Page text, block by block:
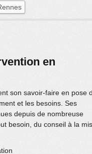
en
son savoir-faire en pose
et les besoins. Ses
depuis de nombreuse
besoin, du conseil à la